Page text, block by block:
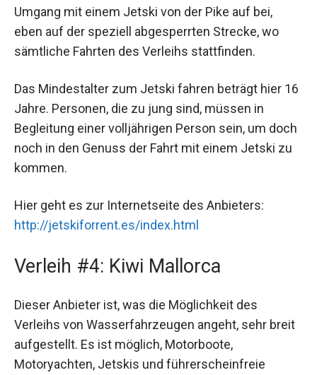
Umgang mit einem Jetski von der Pike auf bei,
eben auf der speziell abgesperrten Strecke, wo
sämtliche Fahrten des Verleihs stattfinden.
Das Mindestalter zum Jetski fahren beträgt hier 16
Jahre. Personen, die zu jung sind, müssen in
Begleitung einer volljährigen Person sein, um doch
noch in den Genuss der Fahrt mit einem Jetski zu
kommen.
Hier geht es zur Internetseite des Anbieters:
http://jetskiforrent.es/index.html
Verleih #4: Kiwi Mallorca
Dieser Anbieter ist, was die Möglichkeit des
Verleihs von Wasserfahrzeugen angeht, sehr breit
aufgestellt. Es ist möglich, Motorboote,
Motoryachten, Jetskis und führerscheinfreie